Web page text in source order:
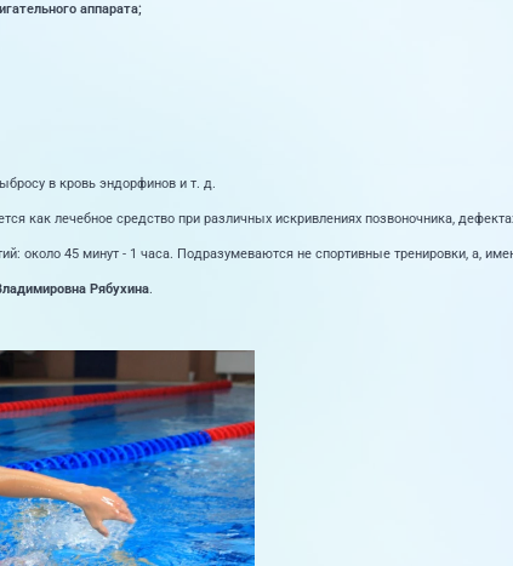
аппарата;
в кровь эндорфинов и т. д.
как лечебное средство при различных искривлениях позвоночника,
около 45 минут - 1 часа. Подразумеваются не спортивные тренировки, а,
Рябухина.